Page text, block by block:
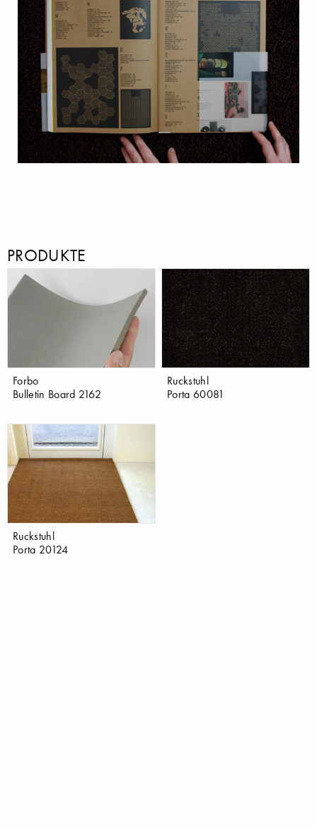
PRODUKTE
Forbo
Bulletin Board 2162
Ruckstuhl
Porta 60081
Ruckstuhl
Porta 20124